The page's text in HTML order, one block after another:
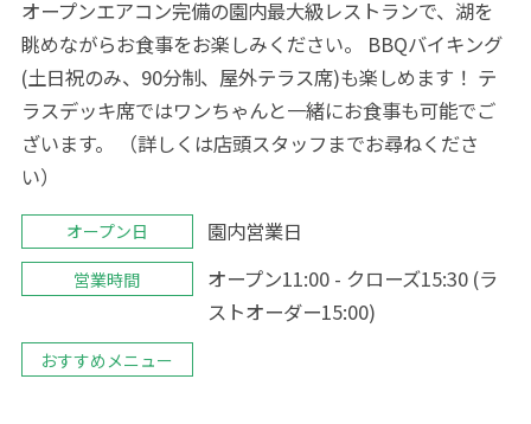
オープンエアコン完備の園内最大級レストランで、湖を
眺めながらお食事をお楽しみください。 BBQバイキング
(土日祝のみ、90分制、屋外テラス席)も楽しめます！ テ
ラスデッキ席ではワンちゃんと一緒にお食事も可能でご
ざいます。 （詳しくは店頭スタッフまでお尋ねくださ
い）
オープン日 園内営業日
営業時間
オープン11:00 - クローズ15:30 (ラ
ストオーダー15:00)
おすすめメニュー